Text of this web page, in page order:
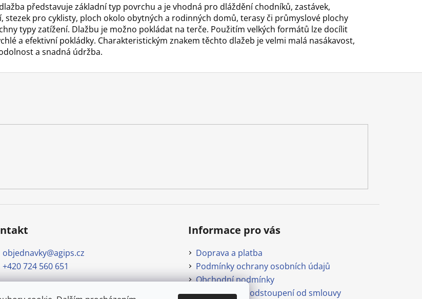
představuje základní typ povrchu a je vhodná pro dláždění chodníků, zastávek,
stezek pro cyklisty, ploch okolo obytných a rodinných domů, terasy či průmyslové plochy
typy zatížení. Dlažbu je možno pokládat na terče. Použitím velkých formátů lze docílit
a efektivní pokládky. Charakteristickým znakem těchto dlažeb je velmi malá nasákavost,
a snadná údržba.
objednavky@agips.cz
+420 724 560 651
Informace pro vás
Doprava a platba
Podmínky ochrany osobních údajů
Obchodní podmínky
Formulář pro odstoupení od smlouvy